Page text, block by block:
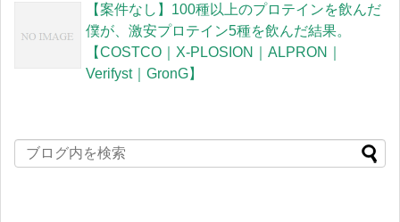
【案件なし】100種以上のプロテインを飲んだ
僕が、激安プロテイン5種を飲んだ結果。
【COSTCO｜X-PLOSION｜ALPRON｜
Verifyst｜GronG】